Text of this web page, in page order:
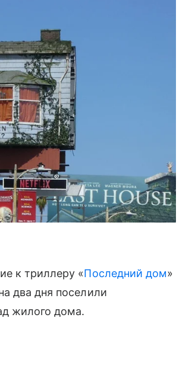
к триллеру «Последний дом»
два дня поселили
жилого дома.